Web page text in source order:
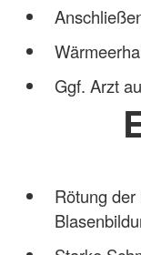
Ggf. Arzt
Rötung